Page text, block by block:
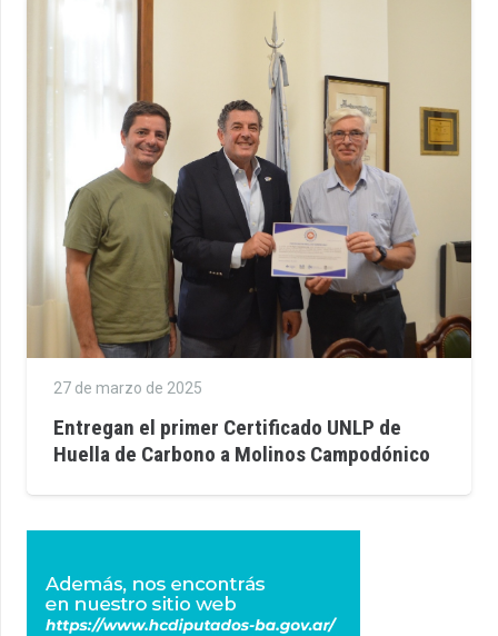
27 de marzo de 2025
Entregan el primer Certificado UNLP de
Huella de Carbono a Molinos Campodónico